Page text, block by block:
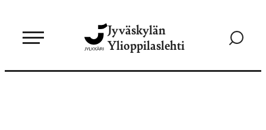
sisältöön
Jyväskylän
Ylioppilaslehti
Siirry